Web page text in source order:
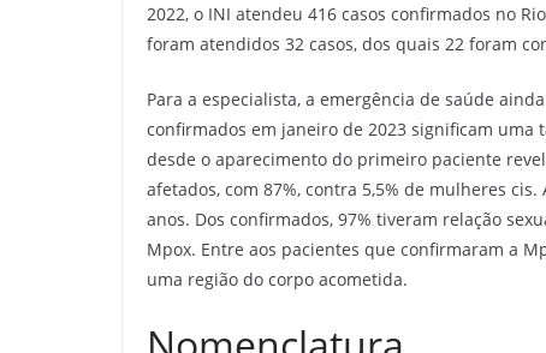
2022, o INI atendeu 416 casos confirmados no
foram atendidos 32 casos, dos quais 22 foram
Para a especialista, a emergência de saúde
confirmados em janeiro de 2023 significam uma
desde o aparecimento do primeiro paciente
afetados, com 87%, contra 5,5% de mulheres
anos. Dos confirmados, 97% tiveram relação
Mpox. Entre aos pacientes que confirmaram a
uma região do corpo acometida.